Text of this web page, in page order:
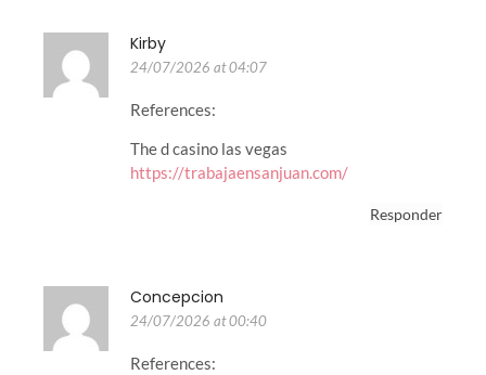
Kirby
24/07/2026 at 04:07
References:
The d casino las vegas
https://trabajaensanjuan.com/
Responder
Concepcion
24/07/2026 at 00:40
References: